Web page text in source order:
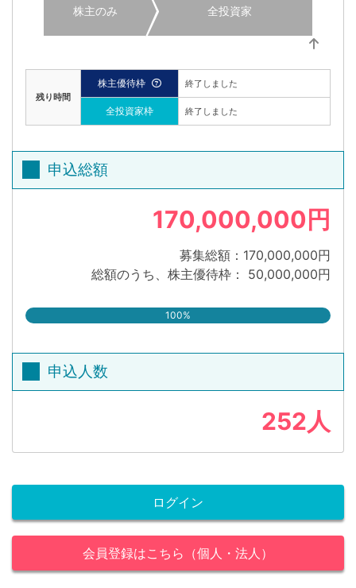
株主のみ 全投資家
残り時間
株主優待枠 終了しました
全投資家枠 終了しました
申込総額
170,000,000円
募集総額：170,000,000円
総額のうち、株主優待枠： 50,000,000円
100%
申込人数
252人
ログイン
会員登録はこちら（個人・法人）